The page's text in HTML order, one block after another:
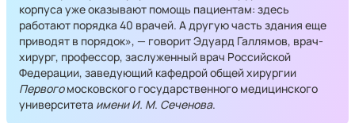
корпуса уже оказывают помощь пациентам: здесь
работают порядка 40 врачей. А другую часть здания еще
приводят в порядок», — говорит Эдуард Галлямов, врач-
хирург, профессор, заслуженный врач Российской
Федерации, заведующий кафедрой общей хирургии
Первогомосковского государственного медицинского
университета имени И. М. Сеченова.